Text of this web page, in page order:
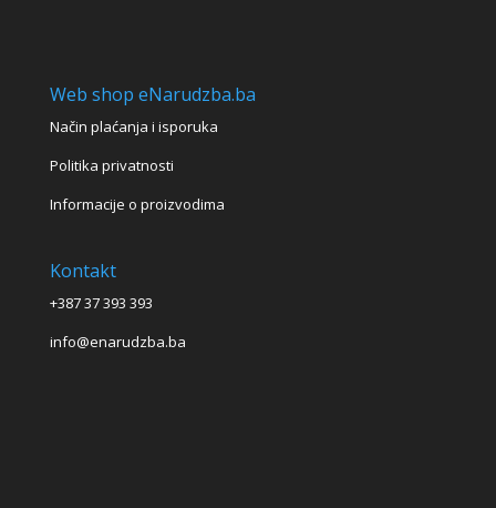
Web shop eNarudzba.ba
Način plaćanja i isporuka
Politika privatnosti
Informacije o proizvodima
Kontakt
+387 37 393 393
info@enarudzba.ba